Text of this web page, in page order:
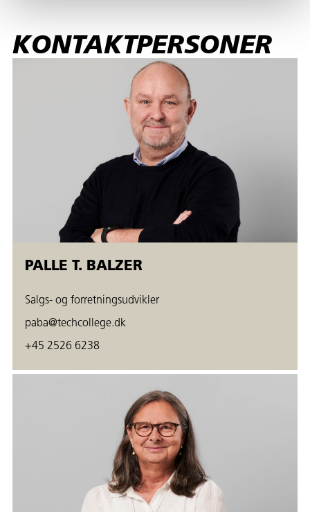
KONTAKTPERSONER
PALLE T. BALZER
Salgs- og forretningsudvikler
paba@techcollege.dk
+45 2526 6238